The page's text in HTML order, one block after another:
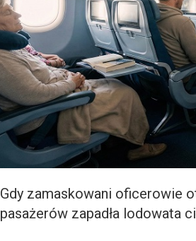
Gdy zamaskowani oficerowie
pasażerów zapadła lodowata